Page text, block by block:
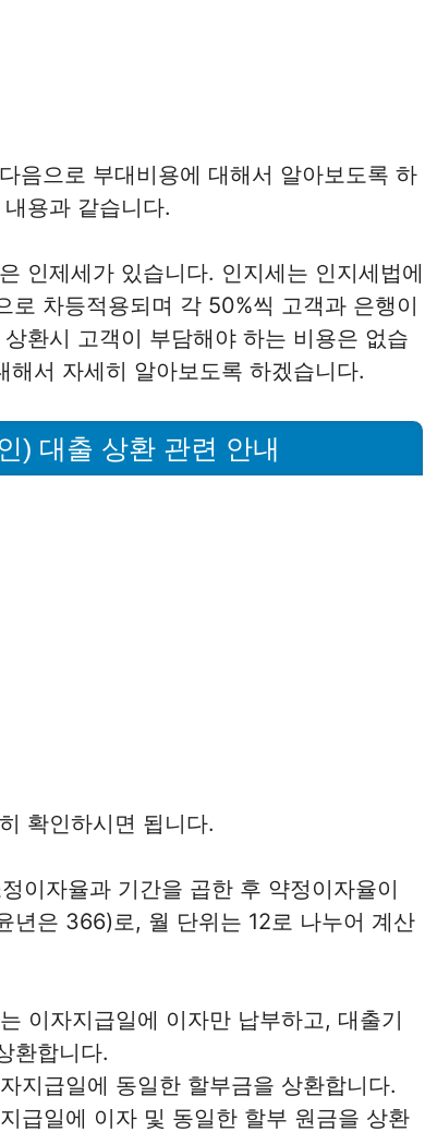
음으로 부대비용에 대해서 알아보도록 하
용과 같습니다.
인제세가 있습니다. 인지세는 인지세법에
차등적용되며 각 50%씩 고객과 은행이
환시 고객이 부담해야 하는 비용은 없습
서 자세히 알아보도록 하겠습니다.
) 대출 상환 관련 안내
확인하시면 됩니다.
이자율과 기간을 곱한 후 약정이자율이
년은 366)로, 월 단위는 12로 나누어 계산
이자지급일에 이자만 납부하고, 대출기
환합니다.
지급일에 동일한 할부금을 상환합니다.
급일에 이자 및 동일한 할부 원금을 상환